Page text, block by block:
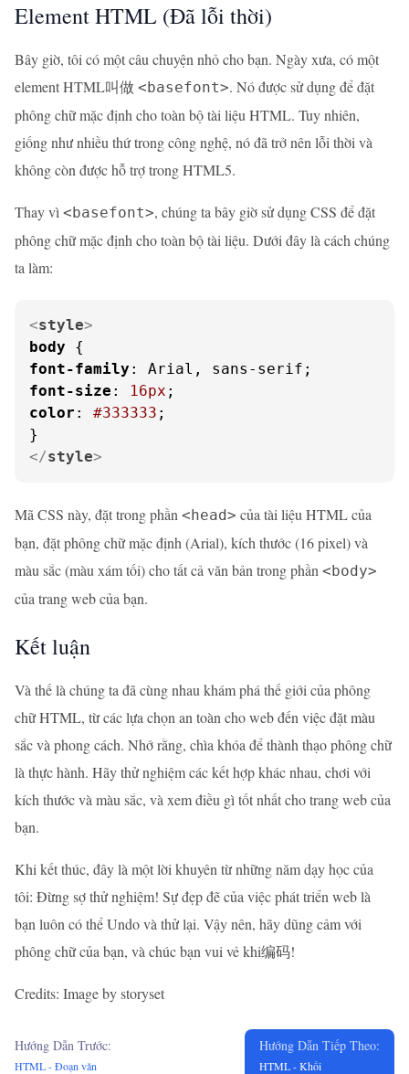
Element HTML (Đã lỗi thời)
Bây giờ, tôi có một câu chuyện nhỏ cho bạn. Ngày xưa, có một
element HTML叫做 <basefont>. Nó được sử dụng để đặt
phông chữ mặc định cho toàn bộ tài liệu HTML. Tuy nhiên,
giống như nhiều thứ trong công nghệ, nó đã trở nên lỗi thời và
không còn được hỗ trợ trong HTML5.
Thay vì <basefont>, chúng ta bây giờ sử dụng CSS để đặt
phông chữ mặc định cho toàn bộ tài liệu. Dưới đây là cách chúng
ta làm:
<style>
body
font-family
font-size : 16px
color : #333333 ;
</style>
Mã CSS này, đặt trong phần <head> của tài liệu HTML của
bạn, đặt phông chữ mặc định (Arial), kích thước (16 pixel) và
màu sắc (màu xám tối) cho tất cả văn bản trong phần <body>
của trang web của bạn.
Kết luận
Và thế là chúng ta đã cùng nhau khám phá thế giới của phông
chữ HTML, từ các lựa chọn an toàn cho web đến việc đặt màu
sắc và phong cách. Nhớ rằng, chìa khóa để thành thạo phông chữ
là thực hành. Hãy thử nghiệm các kết hợp khác nhau, chơi với
kích thước và màu sắc, và xem điều gì tốt nhất cho trang web của
bạn.
Khi kết thúc, đây là một lời khuyên từ những năm dạy học của
tôi: Đừng sợ thử nghiệm! Sự đẹp đẽ của việc phát triển web là
bạn luôn có thể Undo và thử lại. Vậy nên, hãy dũng cảm với
phông chữ của bạn, và chúc bạn vui vẻ khi编码!
Credits: Image by storyset
Hướng Dẫn Trước:
HTML - Đoạn văn
Hướng Dẫn Tiếp Theo:
HTML - Khối